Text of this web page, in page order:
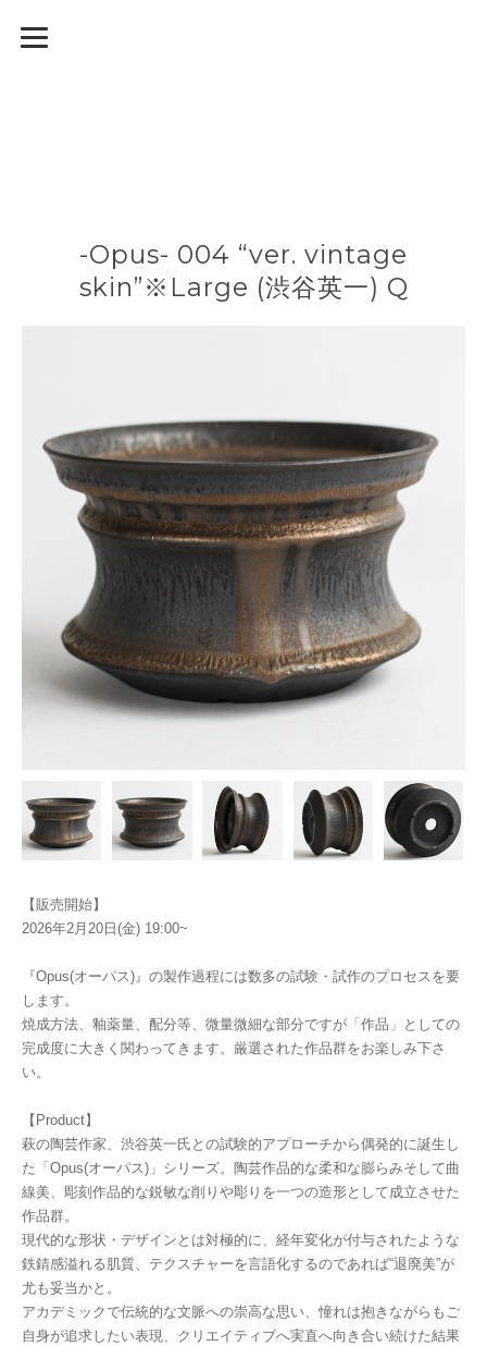
-Opus- 004 “ver. vintage
skin”※Large (渋谷英一) Q
【販売開始】
2026年2月20日(金) 19:00~
『Opus(オーパス)』の製作過程には数多の試験・試作のプロセスを要
します。
焼成方法、釉薬量、配分等、微量微細な部分ですが「作品」としての
完成度に大きく関わってきます。厳選された作品群をお楽しみ下さ
い。
【Product】
萩の陶芸作家、渋谷英一氏との試験的アプローチから偶発的に誕生し
た「Opus(オーパス)」シリーズ。陶芸作品的な柔和な膨らみそして曲
線美、彫刻作品的な鋭敏な削りや彫りを一つの造形として成立させた
作品群。
現代的な形状・デザインとは対極的に、経年変化が付与されたような
鉄錆感溢れる肌質、テクスチャーを言語化するのであれば“退廃美”が
尤も妥当かと。
アカデミックで伝統的な文脈への崇高な思い、憧れは抱きながらもご
自身が追求したい表現、クリエイティブへ実直へ向き合い続けた結果